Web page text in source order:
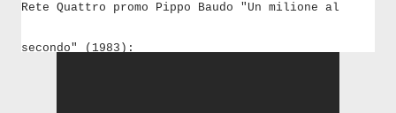
Rete Quattro promo Pippo Baudo "Un milione al
secondo" (1983):